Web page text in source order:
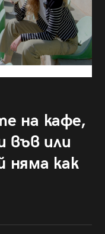
на кафе,
във или
няма как